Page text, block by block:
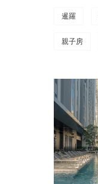
暹羅
親子房